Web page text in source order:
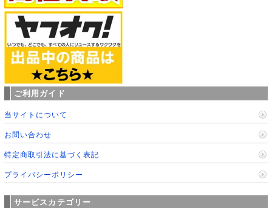
ご利用ガイド
当サイトについて
お問い合わせ
特定商取引法に基づく表記
プライバシーポリシー
サービスカテゴリー